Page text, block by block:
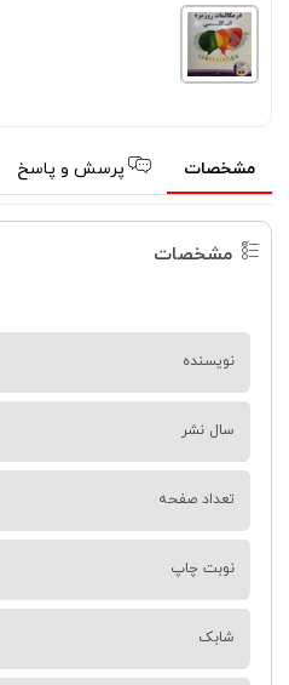
مشخصات پرسش و پاسخ
مشخصات
نویسنده
سال نشر
تعداد صفحه
نوبت چاپ
شابک